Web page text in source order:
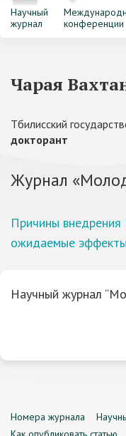
Научный
журнал
конференции
Чарая
Тбилисский
докторант
Журнал
Причины внедрения
ожидаемые эффекты
Научный журнал
Номера журнала